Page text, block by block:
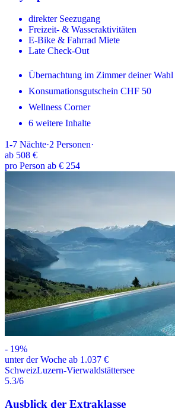
direkter Seezugang
Freizeit- & Wasseraktivitäten
E-Bike & Fahrrad Miete
Late Check-Out
Übernachtung im Zimmer deiner Wahl
Konsumationsgutschein CHF 50
Wellness Corner
6 weitere Inhalte
1-7 Nächte·2 Personen·
ab 508 €
pro Person ab € 254
- 19%
unter der Woche ab 1.037 €
SchweizLuzern-Vierwaldstättersee
5.3/6
Ausblick der Extraklasse